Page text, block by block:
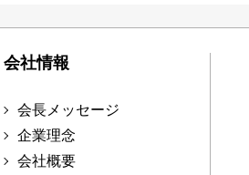
会社情報
会長メッセージ
企業理念
会社概要